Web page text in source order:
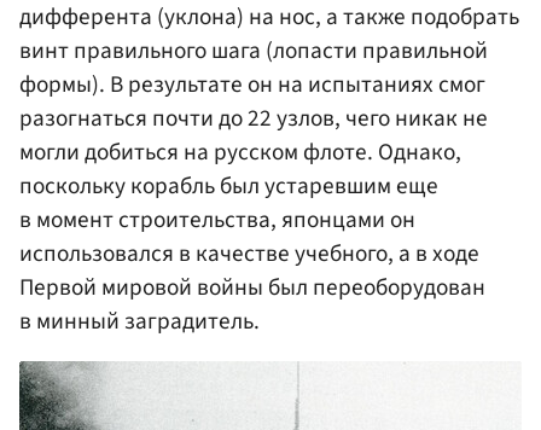
дифферента (уклона) на нос, а также подобрать
винт правильного шага (лопасти правильной
формы). В результате он на испытаниях смог
разогнаться почти до 22 узлов, чего никак не
могли добиться на русском флоте. Однако,
поскольку корабль был устаревшим еще
в момент строительства, японцами он
использовался в качестве учебного, а в ходе
Первой мировой войны был переоборудован
в минный заградитель.